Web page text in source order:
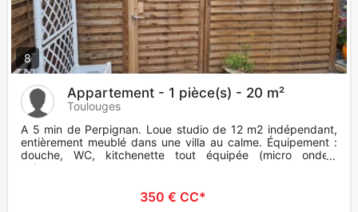
8
Appartement - 1 pièce(s) - 20 m²
Toulouges
A 5 min de Perpignan. Loue studio de 12 m2 indépendant,
entièrement meublé dans une villa au calme. Équipement :
douche, WC, kitchenette tout équipée (micro ondes,
vaisselle.....
350 € CC*